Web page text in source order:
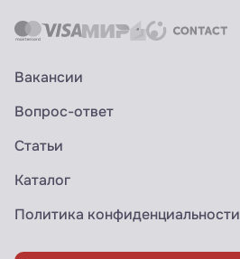
Вакансии
Вопрос-ответ
Статьи
Каталог
Политика конфиденциальности